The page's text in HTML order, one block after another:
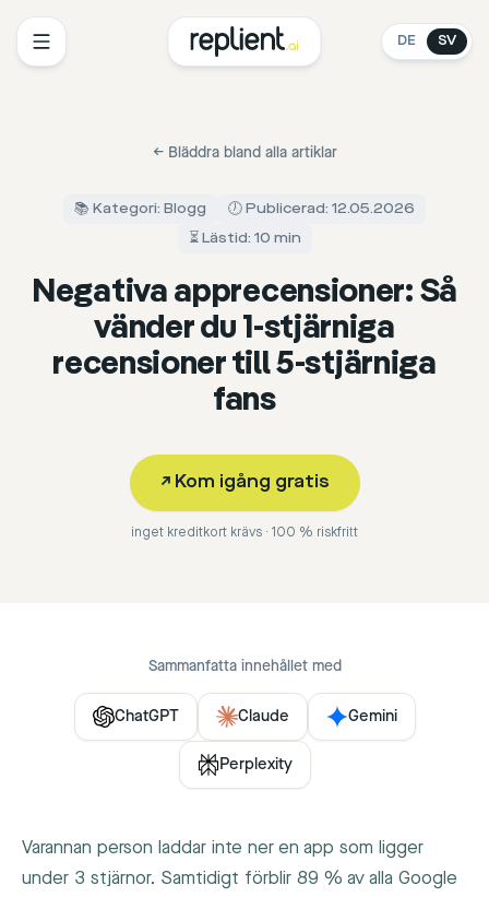
DE SV
← Bläddra bland alla artiklar
📚 Kategori: Blogg
🕖 Publicerad: 12.05.2026
⏳ Lästid: 10 min
Negativa apprecensioner: Så
vänder du 1-stjärniga
recensioner till 5-stjärniga
fans
↗ Kom igång gratis
inget kreditkort krävs · 100 % riskfritt
Sammanfatta innehållet med
ChatGPT Claude Gemini
Perplexity
Varannan person laddar inte ner en app som ligger
under 3 stjärnor. Samtidigt förblir 89 % av alla Google